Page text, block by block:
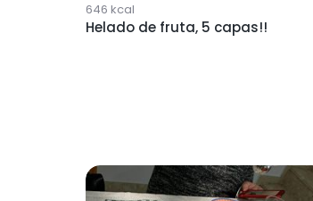
646 kcal
Helado de fruta, 5 capas!!